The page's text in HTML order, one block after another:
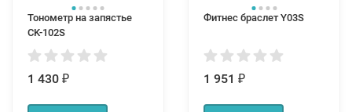
Тонометр на запястье
CK-102S
1 430 ₽
Фитнес браслет Y03S
1 951 ₽